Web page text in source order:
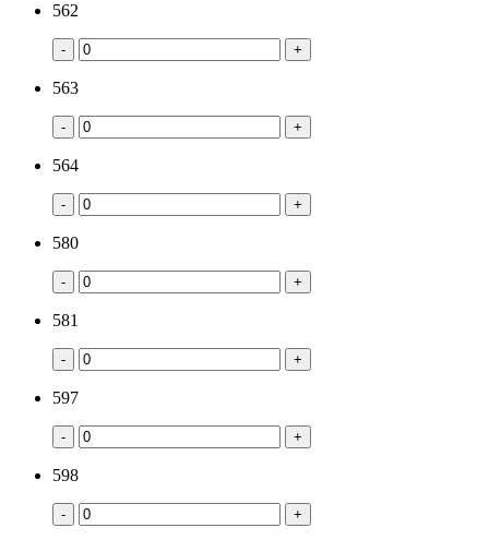
562
- +
563
- +
564
- +
580
- +
581
- +
597
- +
598
- +